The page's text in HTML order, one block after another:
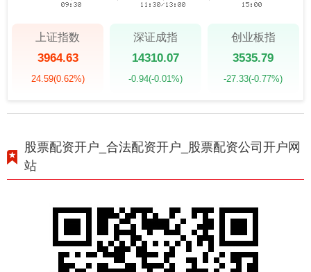
上证指数
3964.63
24.59(0.62%)
深证成指
14310.07
-0.94(-0.01%)
创业板指
3535.79
-27.33(-0.77%)
股票配资开户_合法配资开户_股票配资公司开户网
站